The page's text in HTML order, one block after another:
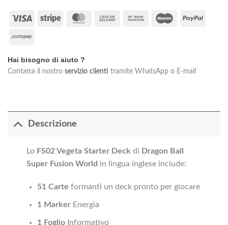
Visa Stripe MasterCard
Cash
Bank
MaestroPayPal
Postepay
Hai bisogno di aiuto ?
Contatta il nostro servizio clienti tramite WhatsApp o E-mail
Descrizione
Lo FS02 Vegeta Starter Deck di Dragon Ball
Super Fusion World in lingua inglese include:
51 Carte formanti un deck pronto per giocare
1 MarkerEnergia
1 FoglioInformativo